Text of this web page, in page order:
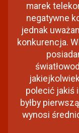
marek
negatywne
jednak
konkurencja.
polecić jakiś
byłby
wynosi